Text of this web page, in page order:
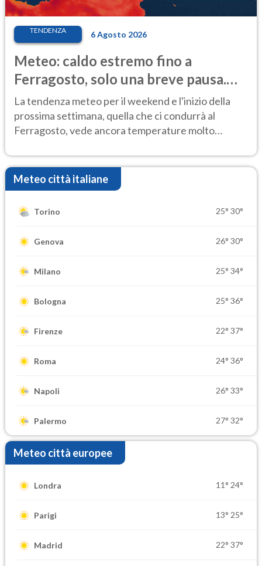
TENDENZA 6 Agosto 2026
Meteo: caldo estremo fino a
Ferragosto, solo una breve pausa.
Ecco dove
La tendenza meteo per il weekend e l'inizio della
prossima settimana, quella che ci condurrà al
Ferragosto, vede ancora temperature molto
Meteo città italiane
Torino 25° 30°
Genova 26° 30°
Milano 25° 34°
Bologna 25° 36°
Firenze 22° 37°
Roma 24° 36°
Napoli 26° 33°
Palermo 27° 32°
Meteo città europee
Londra 11° 24°
Parigi 13° 25°
Madrid 22° 37°